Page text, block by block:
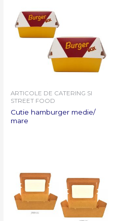
ARTICOLE DE CATERING SI
STREET FOOD
Cutie hamburger medie/
mare